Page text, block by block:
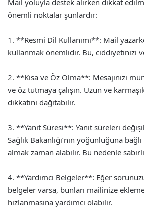
Mail yoluyla destek alırken dikkat
önemli noktalar şunlardır:
1. **Resmi Dil Kullanımı**: Mail
kullanmak önemlidir. Bu, ciddiyetinizi
2. **Kısa ve Öz Olma**: Mesajınızı
ve öz tutmaya çalışın. Uzun ve
dikkatini dağıtabilir.
3. **Yanıt Süresi**: Yanıt süreleri
Sağlık Bakanlığı’nın yoğunluğuna
almak zaman alabilir. Bu nedenle sabırlı
4. **Yardımcı Belgeler**: Eğer
belgeler varsa, bunları mailinize
hızlanmasına yardımcı olabilir.